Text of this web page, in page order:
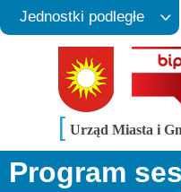
Jednostki podległe
[ Urząd Miasta i
Program